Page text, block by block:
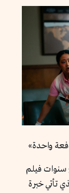
واحدة»
سنوات فيلم
تأتي خبرة